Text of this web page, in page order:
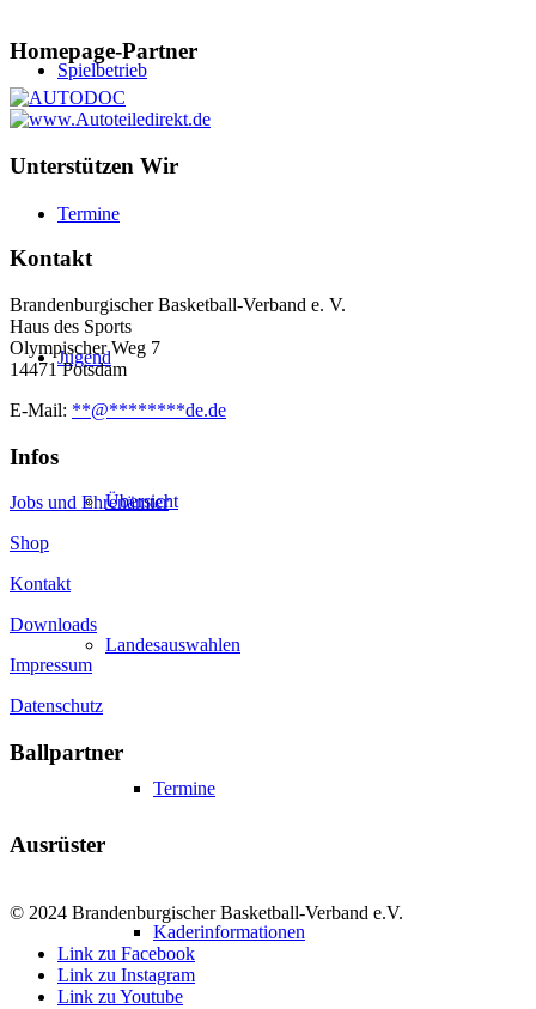
Spielbetrieb
Termine
Jugend
Übersicht
Landesauswahlen
Termine
Kaderinformationen
Homepage-Partner
Unterstützen Wir
Kontakt
Brandenburgischer Basketball-Verband e. V.
Haus des Sports
Olympischer Weg 7
14471 Potsdam
E-Mail: **@********de.de
Infos
Jobs und Ehrenämter
Shop
Kontakt
Downloads
Impressum
Datenschutz
Ballpartner
Ausrüster
© 2024 Brandenburgischer Basketball-Verband e.V.
Link zu Facebook
Link zu Instagram
Link zu Youtube